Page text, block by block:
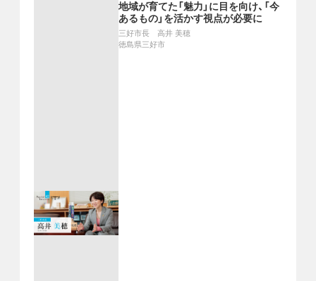
地域が育てた「魅力」に目を向け、「今
あるもの」を活かす視点が必要に
三好市長 高井 美穂
徳島県三好市